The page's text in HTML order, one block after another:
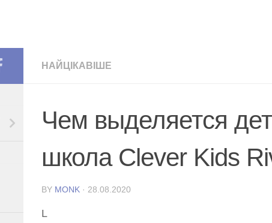
НАЙЦІКАВІШЕ
Чем выделяется
школа Clever Kids
BY MONK · 28.08.2020
L